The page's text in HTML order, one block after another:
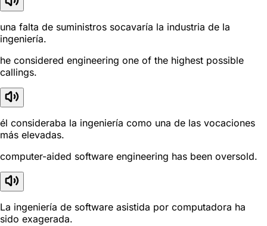
una falta de suministros socavaría la industria de la
ingeniería.
he considered engineering one of the highest possible
callings.
él consideraba la ingeniería como una de las vocaciones
más elevadas.
computer-aided software engineering has been oversold.
La ingeniería de software asistida por computadora ha
sido exagerada.